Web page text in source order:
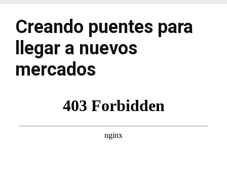
Creando puentes para
llegar a nuevos
mercados